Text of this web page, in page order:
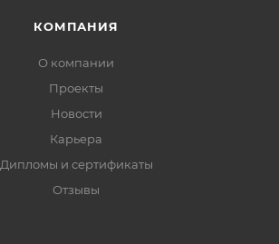
КОМПАНИЯ
О компании
Проекты
Новости
Карьера
Дипломы и сертификаты
Отзывы